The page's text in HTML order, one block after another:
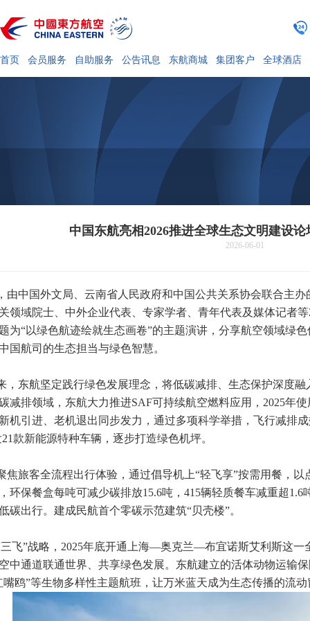
首页 会员服务 自助服务 公告讯息 东航商城 集团客户 全球酒店
中国东航亮相2026推进全球生态文明建设
2026-06-01
由中国外文局、云南省人民政府和中国公共关系协会联合主办
领域院士、中外企业代表、专家学者、青年代表及媒体记者
为“以绿色航迹绘就生态画卷”的主题演讲，分享航空领域绿
国航司的生态担当与绿色智慧。
，东航坚定践行绿色发展理念，将低碳减排、生态保护深度
减排领域，东航大力推进SAF可持续航空燃料应用，2025年
机引进、老机退出同步发力，通过多项科学举措，飞行减排
款新能源特种车辆，逐步打造绿色机坪。
焦旅客全流程出行体验，通过倡导机上“轻飞享”按需用餐，
环保餐盒每吨可减少碳排放15.6吨，415辆轻质餐车减重超
碳出行。建成民航首个零碳示范建筑“贝壳楼”。
三飞”战略，2025年底开通上海—奥克兰—布宜诺斯艾利斯这一
中通道联通世界、共享绿色发展。东航建立的活体动物运输
嘴鸥”等生物多样性主题航班，让万米蓝天成为生态传播的流动